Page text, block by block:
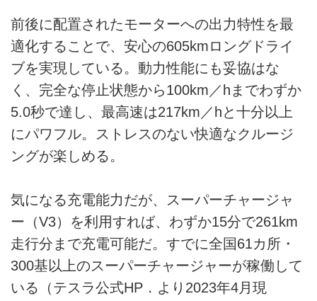
前後に配置されたモーターへの出力特性を最
適化することで、安心の605kmロングドライ
ブを実現している。動力性能にも妥協はな
く、完全な停止状態から100km／hまでわずか
5.0秒で達し、最高速は217km／hと十分以上
にパワフル。ストレスのない快適なクルージ
ングが楽しめる。
気になる充電能力だが、スーパーチャージャ
ー（V3）を利用すれば、わずか15分で261km
走行分まで充電可能だ。すでに全国61カ所・
300基以上のスーパーチャージャーが稼働して
いる（テスラ公式HP．より2023年4月現